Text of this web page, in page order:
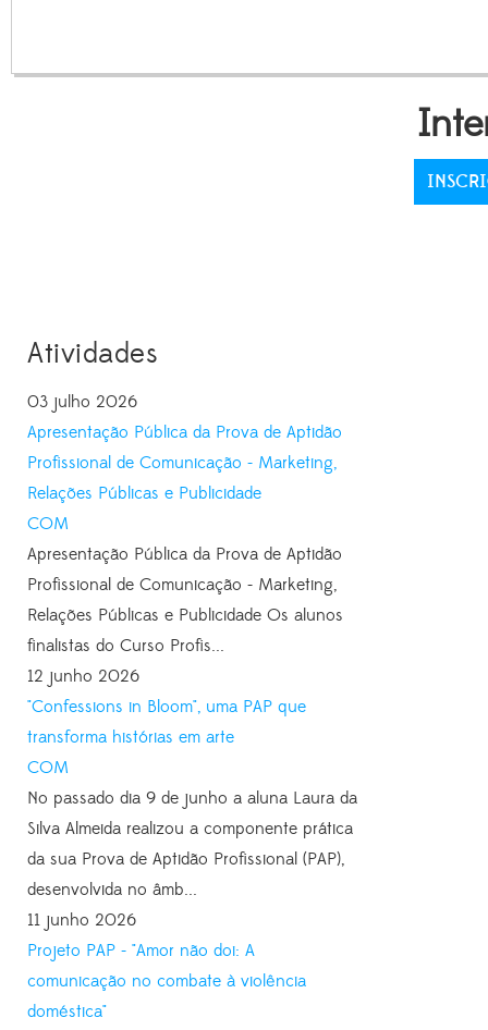
Atividades
03 julho 2026
Apresentação Pública da Prova de Aptidão
Profissional de Comunicação - Marketing,
Relações Públicas e Publicidade
COM
Apresentação Pública da Prova de Aptidão
Profissional de Comunicação - Marketing,
Relações Públicas e Publicidade Os alunos
finalistas do Curso Profis...
12 junho 2026
"Confessions in Bloom", uma PAP que
transforma histórias em arte
COM
No passado dia 9 de junho a aluna Laura da
Silva Almeida realizou a componente prática
da sua Prova de Aptidão Profissional (PAP),
desenvolvida no âmb...
11 junho 2026
Projeto PAP - "Amor não doi: A
comunicação no combate à violência
doméstica"